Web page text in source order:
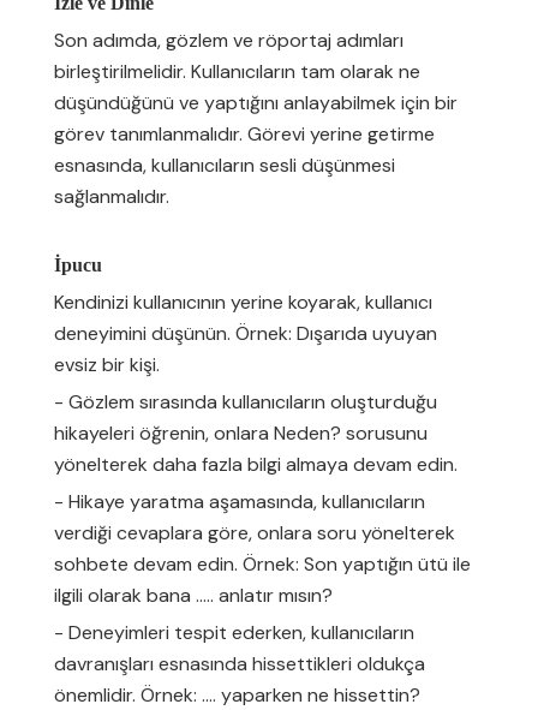
Son adımda, gözlem ve röportaj adımları
birleştirilmelidir. Kullanıcıların tam olarak ne
düşündüğünü ve yaptığını anlayabilmek için bir
görev tanımlanmalıdır. Görevi yerine getirme
esnasında, kullanıcıların sesli düşünmesi
sağlanmalıdır.
İpucu
Kendinizi kullanıcının yerine koyarak, kullanıcı
deneyimini düşünün. Örnek: Dışarıda uyuyan
evsiz bir kişi.
- Gözlem sırasında kullanıcıların oluşturduğu
hikayeleri öğrenin, onlara Neden? sorusunu
yönelterek daha fazla bilgi almaya devam edin.
- Hikaye yaratma aşamasında, kullanıcıların
verdiği cevaplara göre, onlara soru yönelterek
sohbete devam edin. Örnek: Son yaptığın ütü ile
ilgili olarak bana ….. anlatır mısın?
- Deneyimleri tespit ederken, kullanıcıların
davranışları esnasında hissettikleri oldukça
önemlidir. Örnek: …. yaparken ne hissettin?